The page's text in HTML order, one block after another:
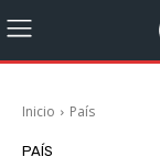
Inicio País
PAÍS